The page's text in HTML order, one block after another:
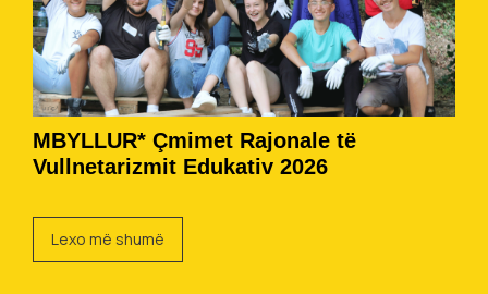
MBYLLUR* Çmimet Rajonale të
Vullnetarizmit Edukativ 2026
Lexo më shumë